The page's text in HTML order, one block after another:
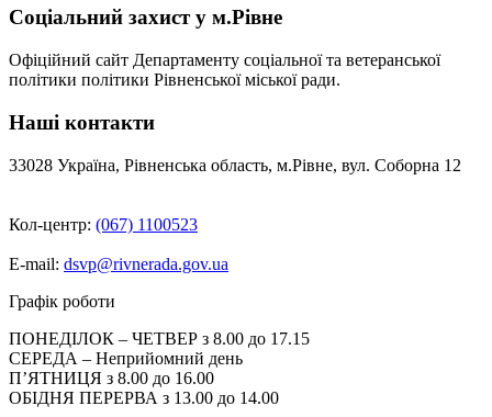
Соціальний захист у м.Рівне
Офіційний сайт Департаменту соціальної та ветеранської
політики політики Рівненської міської ради.
Наші контакти
33028 Україна, Рівненська область, м.Рівне, вул. Соборна 12
Кол-центр: (067) 1100523
E-mail: dsvp@rivnerada.gov.ua
Графік роботи
ПОНЕДІЛОК – ЧЕТВЕР з 8.00 до 17.15
СЕРЕДА – Неприйомний день
П’ЯТНИЦЯ з 8.00 до 16.00
ОБІДНЯ ПЕРЕРВА з 13.00 до 14.00